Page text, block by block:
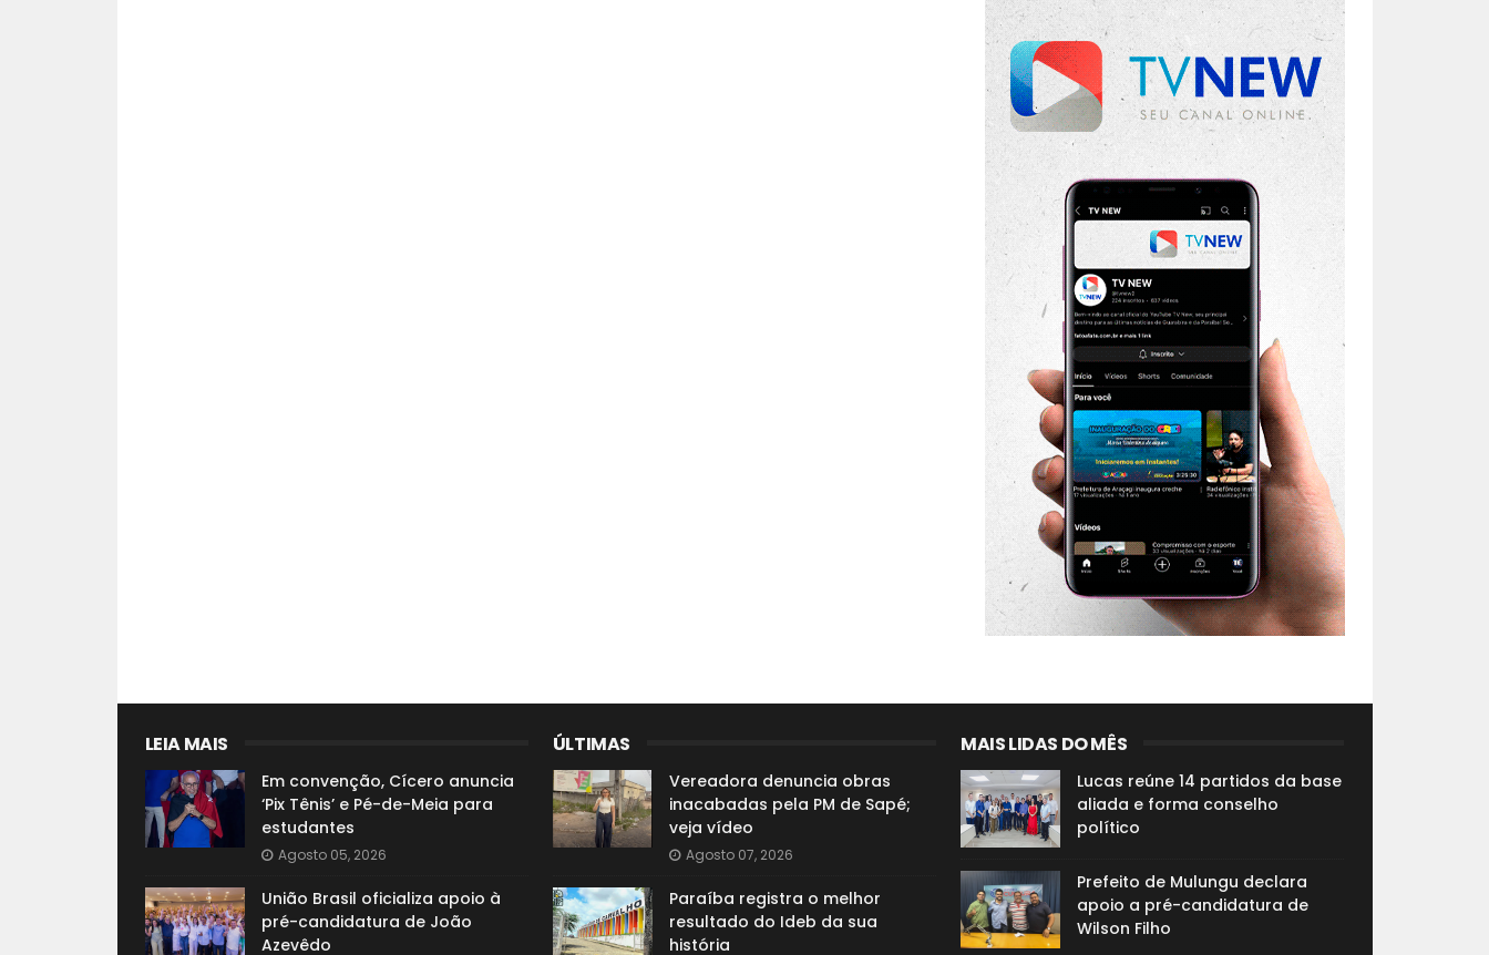
LEIA MAIS
Em convenção, Cícero anuncia
‘Pix Tênis’ e Pé-de-Meia para
estudantes
Agosto 05, 2026
União Brasil oficializa apoio à
pré-candidatura de João
Azevêdo
ÚLTIMAS
Vereadora denuncia obras
inacabadas pela PM de Sapé;
veja vídeo
Agosto 07, 2026
Paraíba registra o melhor
resultado do Ideb da sua
história
MAIS LIDAS DO MÊS
Lucas reúne 14 partidos da base
aliada e forma conselho
político
Prefeito de Mulungu declara
apoio a pré-candidatura de
Wilson Filho